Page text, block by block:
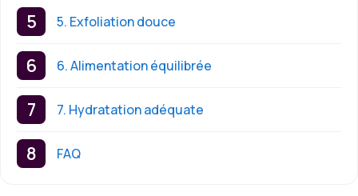
5. Exfoliation douce
6. Alimentation équilibrée
7. Hydratation adéquate
FAQ